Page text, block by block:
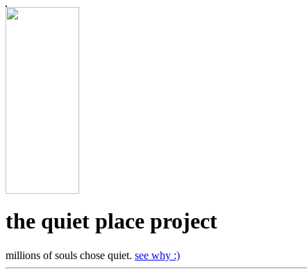
the quiet place project
millions of souls chose quiet. see why :)